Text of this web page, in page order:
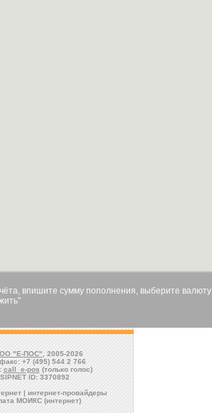
впишите сумму пополнения, выберите валюту
"Е-ПОС", 2005-2026
+7 (495) 544 2 766
call_e-pos(только голос)
SIPNET ID: 3370892
| интернет-провайдеры
МОИКС (интернет)